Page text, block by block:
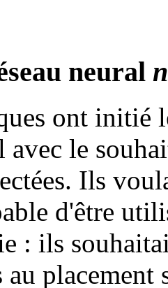
neural
ont initié
avec le
Ils
d'être
: ils
au